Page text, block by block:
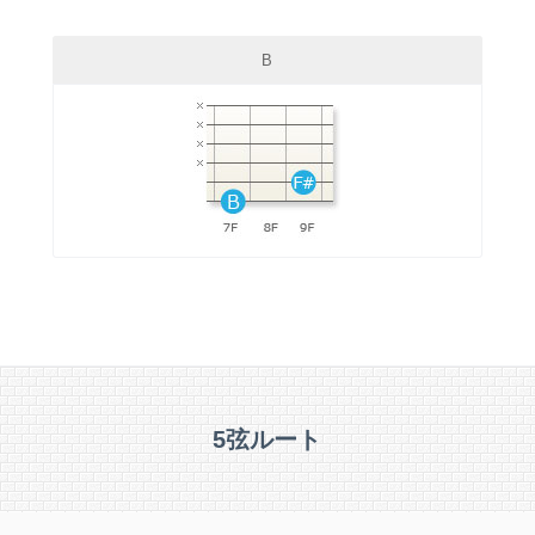
B
5弦ルート